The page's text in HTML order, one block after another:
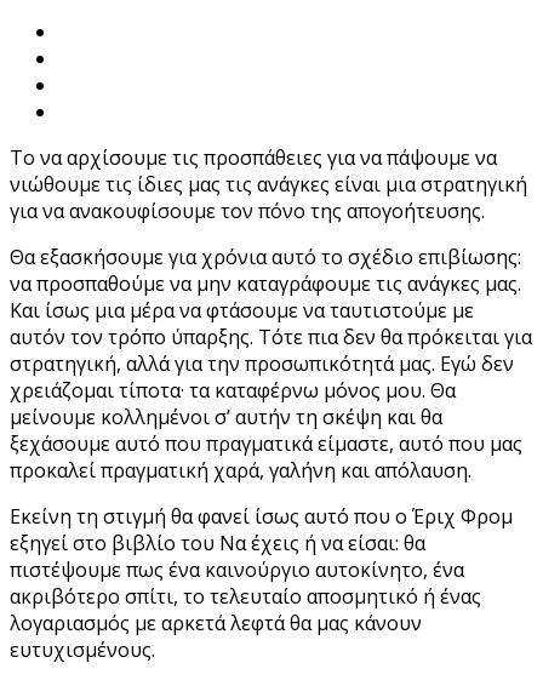
Το να αρχίσουμε τις προσπάθειες για να πάψουμε να
νιώθουμε τις ίδιες μας τις ανάγκες είναι μια στρατηγική
για να ανακουφίσουμε τον πόνο της απογοήτευσης.
Θα εξασκήσουμε για χρόνια αυτό το σχέδιο επιβίωσης:
να προσπαθούμε να μην καταγράφουμε τις ανάγκες μας.
Και ίσως μια μέρα να φτάσουμε να ταυτιστούμε με
αυτόν τον τρόπο ύπαρξης. Τότε πια δεν θα πρόκειται για
στρατηγική, αλλά για την προσωπικότητά μας. Εγώ δεν
χρειάζομαι τίποτα· τα καταφέρνω μόνος μου. Θα
μείνουμε κολλημένοι σ’ αυτήν τη σκέψη και θα
ξεχάσουμε αυτό που πραγματικά είμαστε, αυτό που μας
προκαλεί πραγματική χαρά, γαλήνη και απόλαυση.
Εκείνη τη στιγμή θα φανεί ίσως αυτό που ο Έριχ Φρομ
εξηγεί στο βιβλίο του Να έχεις ή να είσαι: θα
πιστέψουμε πως ένα καινούργιο αυτοκίνητο, ένα
ακριβότερο σπίτι, το τελευταίο αποσμητικό ή ένας
λογαριασμός με αρκετά λεφτά θα μας κάνουν
ευτυχισμένους.